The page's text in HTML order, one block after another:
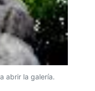
abrir la galería.